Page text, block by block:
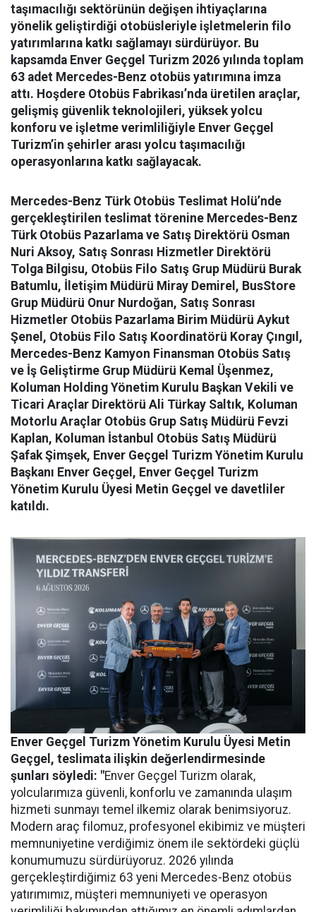
taşımacılığı sektörünün değişen ihtiyaçlarına
yönelik geliştirdiği otobüsleriyle işletmelerin filo
yatırımlarına katkı sağlamayı sürdürüyor. Bu
kapsamda Enver Geçgel Turizm 2026 yılında toplam
63 adet Mercedes-Benz otobüs yatırımına imza
attı. Hoşdere Otobüs Fabrikası’nda üretilen araçlar,
gelişmiş güvenlik teknolojileri, yüksek yolcu
konforu ve işletme verimliliğiyle Enver Geçgel
Turizm’in şehirler arası yolcu taşımacılığı
operasyonlarına katkı sağlayacak.
Mercedes-Benz Türk Otobüs Teslimat Holü’nde
gerçekleştirilen teslimat törenine Mercedes-Benz
Türk Otobüs Pazarlama ve Satış Direktörü Osman
Nuri Aksoy, Satış Sonrası Hizmetler Direktörü
Tolga Bilgisu, Otobüs Filo Satış Grup Müdürü Burak
Batumlu, İletişim Müdürü Miray Demirel, BusStore
Grup Müdürü Onur Nurdoğan, Satış Sonrası
Hizmetler Otobüs Pazarlama Birim Müdürü Aykut
Şenel, Otobüs Filo Satış Koordinatörü Koray Çıngıl,
Mercedes-Benz Kamyon Finansman Otobüs Satış
ve İş Geliştirme Grup Müdürü Kemal Üşenmez,
Koluman Holding Yönetim Kurulu Başkan Vekili ve
Ticari Araçlar Direktörü Ali Türkay Saltık, Koluman
Motorlu Araçlar Otobüs Grup Satış Müdürü Fevzi
Kaplan, Koluman İstanbul Otobüs Satış Müdürü
Şafak Şimşek, Enver Geçgel Turizm Yönetim Kurulu
Başkanı Enver Geçgel, Enver Geçgel Turizm
Yönetim Kurulu Üyesi Metin Geçgel ve davetliler
katıldı.
Enver Geçgel Turizm Yönetim Kurulu Üyesi Metin
Geçgel , teslimata ilişkin değerlendirmesinde
şunları söyledi: "Enver Geçgel Turizm olarak,
yolcularımıza güvenli, konforlu ve zamanında ulaşım
hizmeti sunmayı temel ilkemiz olarak benimsiyoruz.
Modern araç filomuz, profesyonel ekibimiz ve müşteri
memnuniyetine verdiğimiz önem ile sektördeki güçlü
konumumuzu sürdürüyoruz. 2026 yılında
gerçekleştirdiğimiz 63 yeni Mercedes-Benz otobüs
yatırımımız, müşteri memnuniyeti ve operasyon